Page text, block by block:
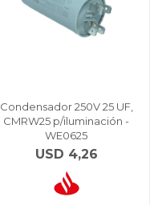
Condensador 250V 25 UF,
CMRW25 p/iluminación -
WE0625
USD 4,26